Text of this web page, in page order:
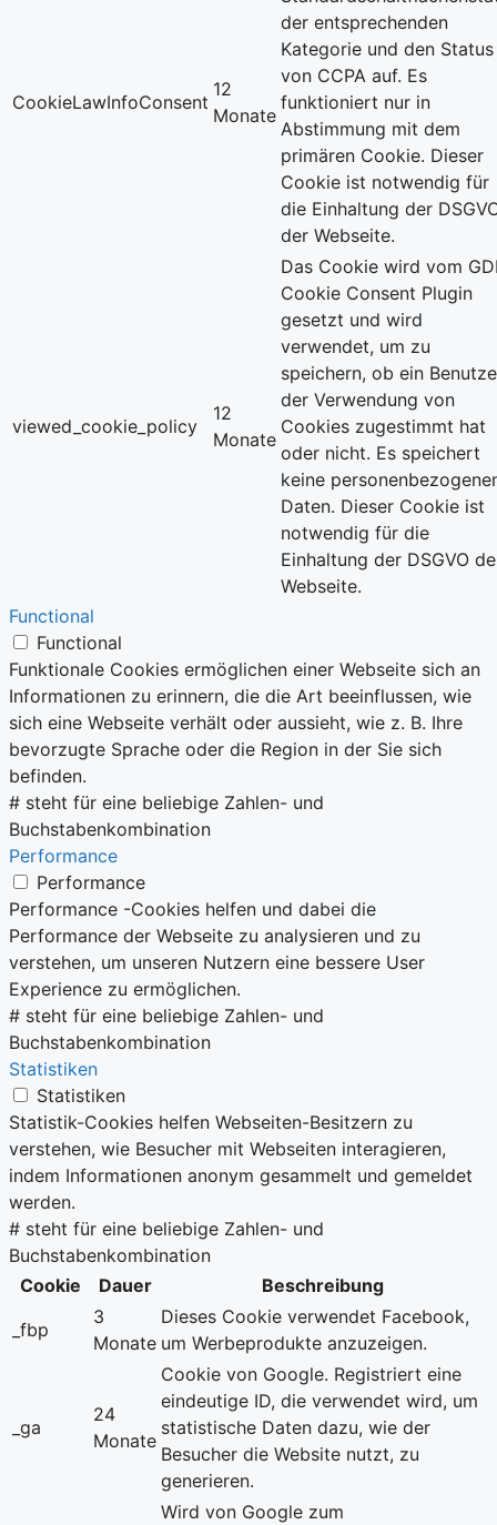
CookieLawInfoConsent
12
Monate
der entsprechenden
Kategorie und den Status
von CCPA auf. Es
funktioniert nur in
Abstimmung mit dem
primären Cookie. Dieser
Cookie ist notwendig für
die Einhaltung der
der Webseite.
viewed_cookie_policy
12
Monate
Das Cookie wird vom
Cookie Consent Plugin
gesetzt und wird
verwendet, um zu
speichern, ob ein
der Verwendung von
Cookies zugestimmt hat
oder nicht. Es speichert
keine
Daten. Dieser Cookie ist
notwendig für die
Einhaltung der DSGVO
Webseite.
Functional
Functional
Funktionale Cookies ermöglichen einer Webseite sich an
Informationen zu erinnern, die die Art beeinflussen, wie
sich eine Webseite verhält oder aussieht, wie z. B. Ihre
bevorzugte Sprache oder die Region in der Sie sich
befinden.
# steht für eine beliebige Zahlen- und
Buchstabenkombination
Performance
Performance
Performance -Cookies helfen und dabei die
Performance der Webseite zu analysieren und zu
verstehen, um unseren Nutzern eine bessere User
Experience zu ermöglichen.
# steht für eine beliebige Zahlen- und
Buchstabenkombination
Statistiken
Statistiken
Statistik-Cookies helfen Webseiten-Besitzern zu
verstehen, wie Besucher mit Webseiten interagieren,
indem Informationen anonym gesammelt und gemeldet
werden.
# steht für eine beliebige Zahlen- und
Buchstabenkombination
Cookie
Dauer
Beschreibung
_fbp
3
Monate
Dieses Cookie verwendet Facebook,
um Werbeprodukte anzuzeigen.
_ga
24
Monate
Cookie von Google. Registriert eine
eindeutige ID, die verwendet wird, um
statistische Daten dazu, wie der
Besucher die Website nutzt, zu
generieren.
Wird von Google zum